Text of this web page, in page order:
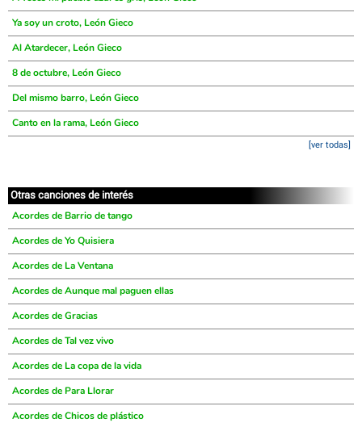
Ya soy un croto, León Gieco
Al Atardecer, León Gieco
8 de octubre, León Gieco
Del mismo barro, León Gieco
Canto en la rama, León Gieco
[ver todas]
Otras canciones de interés
Acordes de Barrio de tango
Acordes de Yo Quisiera
Acordes de La Ventana
Acordes de Aunque mal paguen ellas
Acordes de Gracias
Acordes de Tal vez vivo
Acordes de La copa de la vida
Acordes de Para Llorar
Acordes de Chicos de plástico